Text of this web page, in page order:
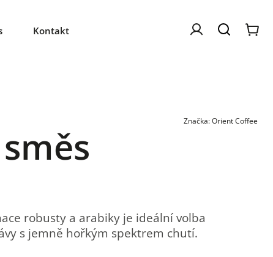
Kontakt
robusty a arabiky je ideální volba
s jemně hořkým spektrem chutí.
Značka:Orient Coffee